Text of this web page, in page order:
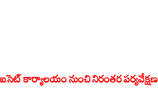
కార్యాలయం నుంచి నిరంతర పర్యవేక్షణ